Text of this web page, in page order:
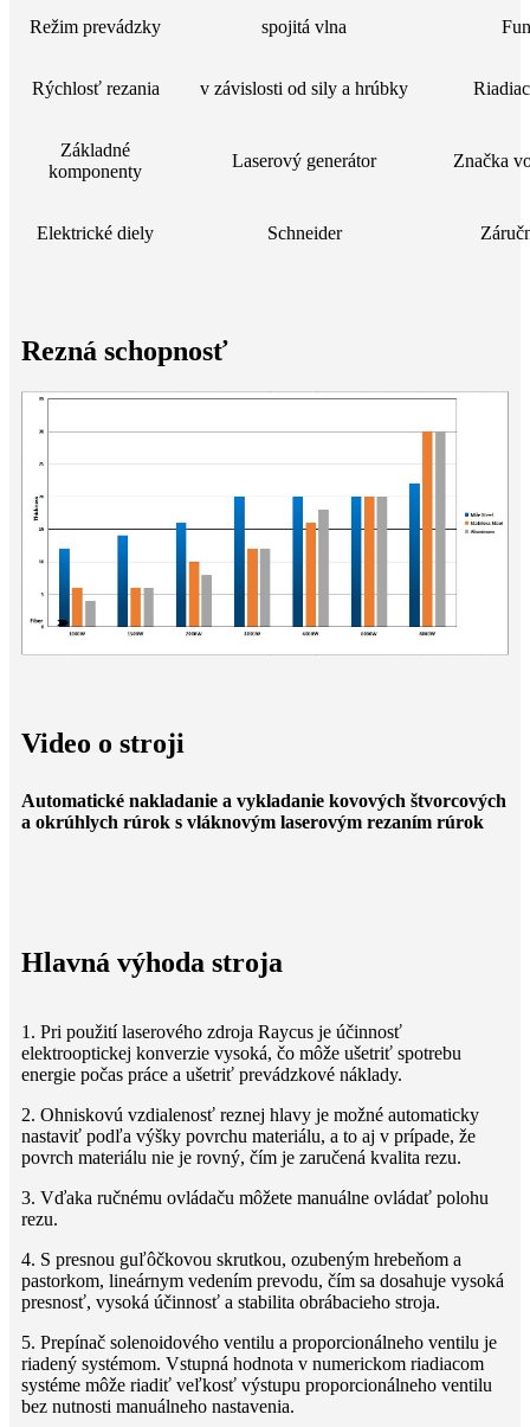
Režim prevádzky spojitá vlna
Rýchlosť rezania v závislosti od sily a hrúbky
Základné
komponenty
Laserový generátor Značka
Elektrické diely Schneider
Rezná schopnosť
Video o stroji
Automatické nakladanie a vykladanie kovových štvorcových
a okrúhlych rúrok s vláknovým laserovým rezaním rúrok
Hlavná výhoda stroja
1. Pri použití laserového zdroja Raycus je účinnosť
elektrooptickej konverzie vysoká, čo môže ušetriť spotrebu
energie počas práce a ušetriť prevádzkové náklady.
2. Ohniskovú vzdialenosť reznej hlavy je možné automaticky
nastaviť podľa výšky povrchu materiálu, a to aj v prípade, že
povrch materiálu nie je rovný, čím je zaručená kvalita rezu.
3. Vďaka ručnému ovládaču môžete manuálne ovládať polohu
rezu.
4. S presnou guľôčkovou skrutkou, ozubeným hrebeňom a
pastorkom, lineárnym vedením prevodu, čím sa dosahuje vysoká
presnosť, vysoká účinnosť a stabilita obrábacieho stroja.
5. Prepínač solenoidového ventilu a proporcionálneho ventilu je
riadený systémom. Vstupná hodnota v numerickom riadiacom
systéme môže riadiť veľkosť výstupu proporcionálneho ventilu
bez nutnosti manuálneho nastavenia.